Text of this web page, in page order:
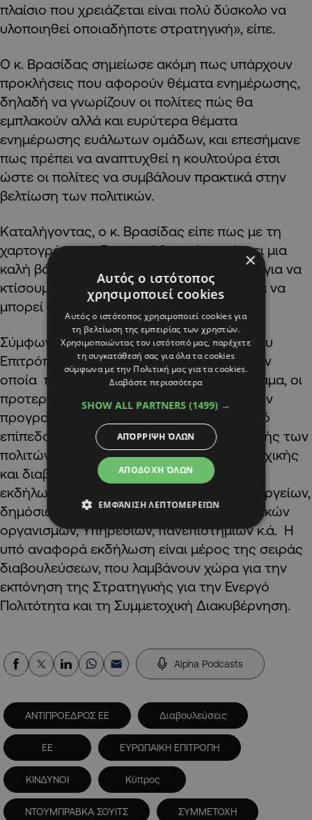
πλαίσιο που χρειάζεται είναι πολύ δύσκολο να
υλοποιηθεί οποιαδήποτε στρατηγική», είπε.
Ο κ. Βρασίδας σημείωσε ακόμη πως υπάρχουν
προκλήσεις που αφορούν θέματα ενημέρωσης,
δηλαδή να γνωρίζουν οι πολίτες πώς θα
εμπλακούν αλλά και ευρύτερα θέματα
ενημέρωσης ευάλωτων ομάδων, και επεσήμανε
πως πρέπει να αναπτυχθεί η κουλτούρα έτσι
ώστε οι πολίτες να συμβάλουν πρακτικά στην
βελτίωση των πολιτικών.
Καταλήγοντας, ο κ. Βρασίδας είπε πως με τη
χαρτογράφηση διαπιστώθηκε ότι υπάρχει μια
καλή βάση, ένα θετικό σημείο εκκίνησης «για να
κτίσουμε όλοι μαζί μια στρατηγική η οποία να
μπορεί να υλοποιηθεί».
Σύμφωνα με ανακοίνωση του Γραφείου του
Επιτρόπου του Πολίτη, στην εκδήλωση, την
οποία παρουσιάστηκαν το πλαίσιο, το όραμα, οι
προτεραιότητες και οι ενέργειες που έχουν
προγραμματιστεί, σε ευρωπαϊκό και εθνικό
επίπεδο, για την προώθηση της συμμετοχής των
πολιτών και για την ενίσχυση της συμμετοχικής
και διαβουλευτικής δημοκρατίας. Στην
εκδήλωση συμμετείχαν εκπρόσωποι Υπουργείων,
δημόσιων και ιδιωτικών φορέων, ημικρατικών
οργανισμών, Υπηρεσιών, πανεπιστημίων κ.ά. Η
υπό αναφορά εκδήλωση είναι μέρος της σειράς
διαβουλεύσεων, που λαμβάνουν χώρα για την
εκπόνηση της Στρατηγικής για την Ενεργό
Πολιτότητα και τη Συμμετοχική Διακυβέρνηση.
Alpha Podcasts
ΑΝΤΙΠΡΟΕΔΡΟΣ ΕΕ Διαβουλεύσεις
ΕΕ ΕΥΡΩΠΑΙΚΗ ΕΠΙΤΡΟΠΗ
ΚΙΝΔΥΝΟΙ Κύπρος
ΝΤΟΥΜΠΡΑΒΚΑ ΣΟΥΙΤΣ ΣΥΜΜΕΤΟΧΗ
×
Αυτός ο ιστότοπος
χρησιμοποιεί cookies
Αυτός ο ιστότοπος χρησιμοποιεί cookies για
τη βελτίωση της εμπειρίας των χρηστών.
Χρησιμοποιώντας τον ιστότοπό μας, παρέχετε
τη συγκατάθεσή σας για όλα τα cookies
σύμφωνα με την Πολιτική μας για τα cookies.
Διαβάστε περισσότερα
SHOW ALL PARTNERS (1499) →
ΑΠΟΔΟΧΉ ΌΛΩΝ
ΑΠΌΡΡΙΨΗ ΌΛΩΝ
ΕΜΦΆΝΙΣΗ ΛΕΠΤΟΜΕΡΕΙΏΝ